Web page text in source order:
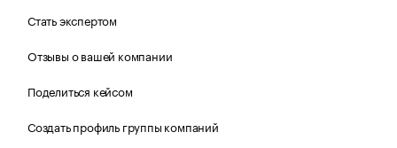
Стать экспертом
Отзывы о вашей компании
Поделиться кейсом
Создать профиль группы компаний